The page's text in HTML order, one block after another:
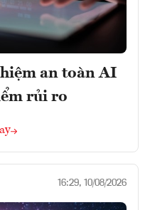
an toàn AI
rủi ro
16:29, 10/08/2026